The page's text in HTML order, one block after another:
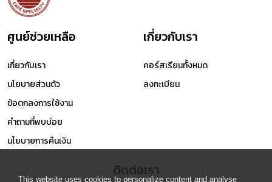
This website uses cookies to personalize content and analyse
ศูนย์ช่วยเหลือ
เกี่ยวกับเรา
นโยบายส่วนตัว
ข้อตกลงการใช้งาน
คำถามที่พบบ่อย
นโยบายการคืนเงิน
เกี่ยวกับเรา
คอร์สเรียนทั้งหมด
ลงทะเบียน
ติดต่อเรา